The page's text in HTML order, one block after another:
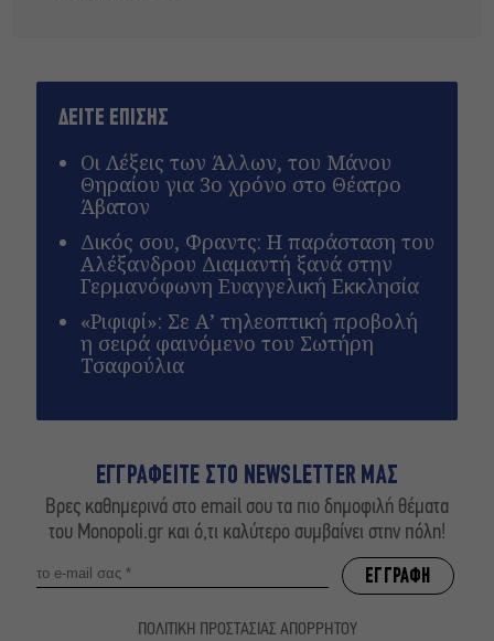
ΔΕΙΤΕ ΕΠΙΣΗΣ
Οι Λέξεις των Άλλων, του Μάνου
Θηραίου για 3ο χρόνο στο Θέατρο
Άβατον
Δικός σου, Φραντς: Η παράσταση του
Αλέξανδρου Διαμαντή ξανά στην
Γερμανόφωνη Ευαγγελική Εκκλησία
«Ριφιφί»: Σε Α’ τηλεοπτική προβολή
η σειρά φαινόμενο του Σωτήρη
Τσαφούλια
ΕΓΓΡΑΦΕΙΤΕ ΣΤΟ NEWSLETTER ΜΑΣ
Βρες καθημερινά στο email σου τα πιο δημοφιλή θέματα
του Monopoli.gr και ό,τι καλύτερο συμβαίνει στην πόλη!
ΠΟΛΙΤΙΚΗ ΠΡΟΣΤΑΣΙΑΣ ΑΠΟΡΡΗΤΟΥ